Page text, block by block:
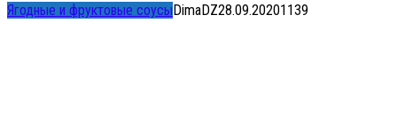
Ягодные и фруктовые соусыDimaDZ28.09.20201139